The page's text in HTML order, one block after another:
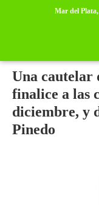
Mar del Plata,
Una cautelar
finalice a las
diciembre, y
Pinedo